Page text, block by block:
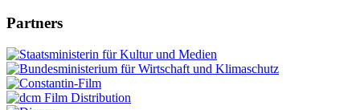
Partners